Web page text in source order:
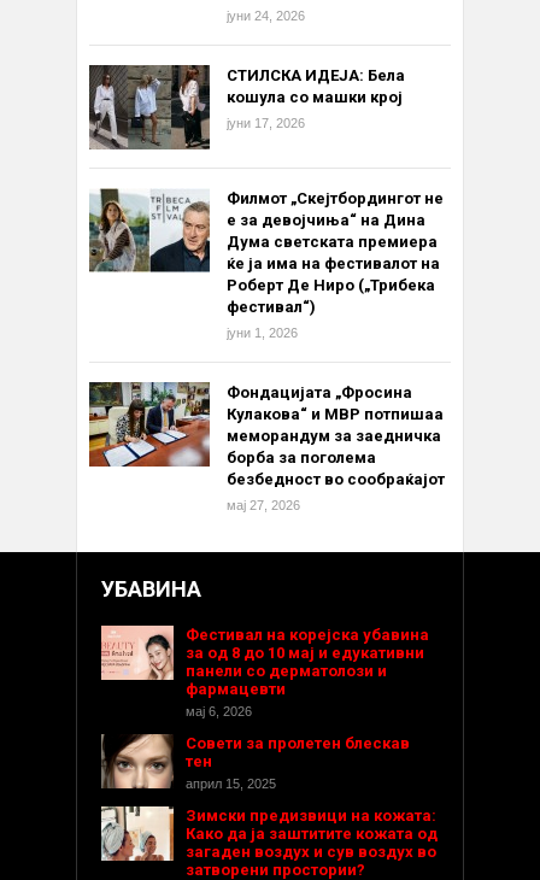
јуни 24, 2026
СТИЛСКА ИДЕЈА: Бела
кошула со машки крој
јуни 17, 2026
Филмот „Скејтбордингот не
е за девојчиња“ на Дина
Дума светската премиера
ќе ја има на фестивалот на
Роберт Де Ниро („Трибека
фестивал“)
јуни 1, 2026
Фондацијата „Фросина
Кулакова“ и МВР потпишаа
меморандум за заедничка
борба за поголема
безбедност во сообраќајот
мај 27, 2026
УБАВИНА
Фестивал на корејска убавина
за од 8 до 10 мај и едукативни
панели со дерматолози и
фармацевти
мај 6, 2026
Совети за пролетен блескав
тен
април 15, 2025
Зимски предизвици на кожата:
Како да ја заштитите кожата од
загаден воздух и сув воздух во
затворени простории?